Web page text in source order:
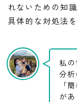
れないための知
具体的な対処法
私
分
「
が